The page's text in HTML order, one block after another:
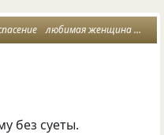
любимая женщина
без суеты.